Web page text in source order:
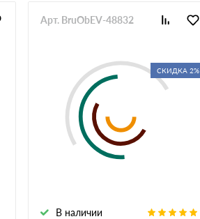
СКИДКА 2%
В наличии
Арт. BruObEV-48832